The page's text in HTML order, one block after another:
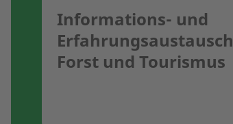
Informations- und
Erfahrungsaustausch
Forst und Tourismus